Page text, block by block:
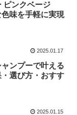
ピンクベージ
味を手軽に実現
2025.01.17
ンプーで叶える
選び方・おすす
2025.01.15